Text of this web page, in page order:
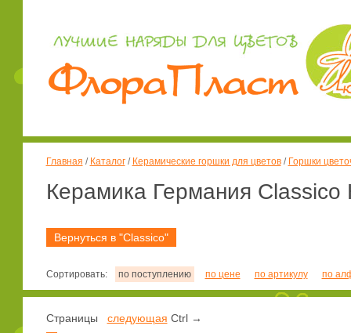
Главная / Каталог/ Керамические горшки для цветов/ Горшки
Керамика Германия Classico
Вернуться в "Classico"
Сортировать: по поступлению по цене по артикулу по
Страницы следующая Ctrl →